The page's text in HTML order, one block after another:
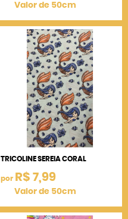
Valor de 50cm
TRICOLINE SEREIA CORAL
por R$ 7,99
Valor de 50cm